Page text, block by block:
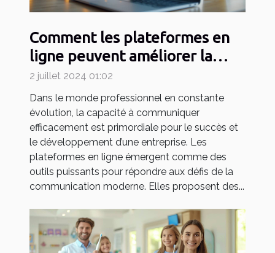
Comment les plateformes en
ligne peuvent améliorer la
communication en entreprise
2 juillet 2024 01:02
Dans le monde professionnel en constante
évolution, la capacité à communiquer
efficacement est primordiale pour le succès et
le développement d’une entreprise. Les
plateformes en ligne émergent comme des
outils puissants pour répondre aux défis de la
communication moderne. Elles proposent des...